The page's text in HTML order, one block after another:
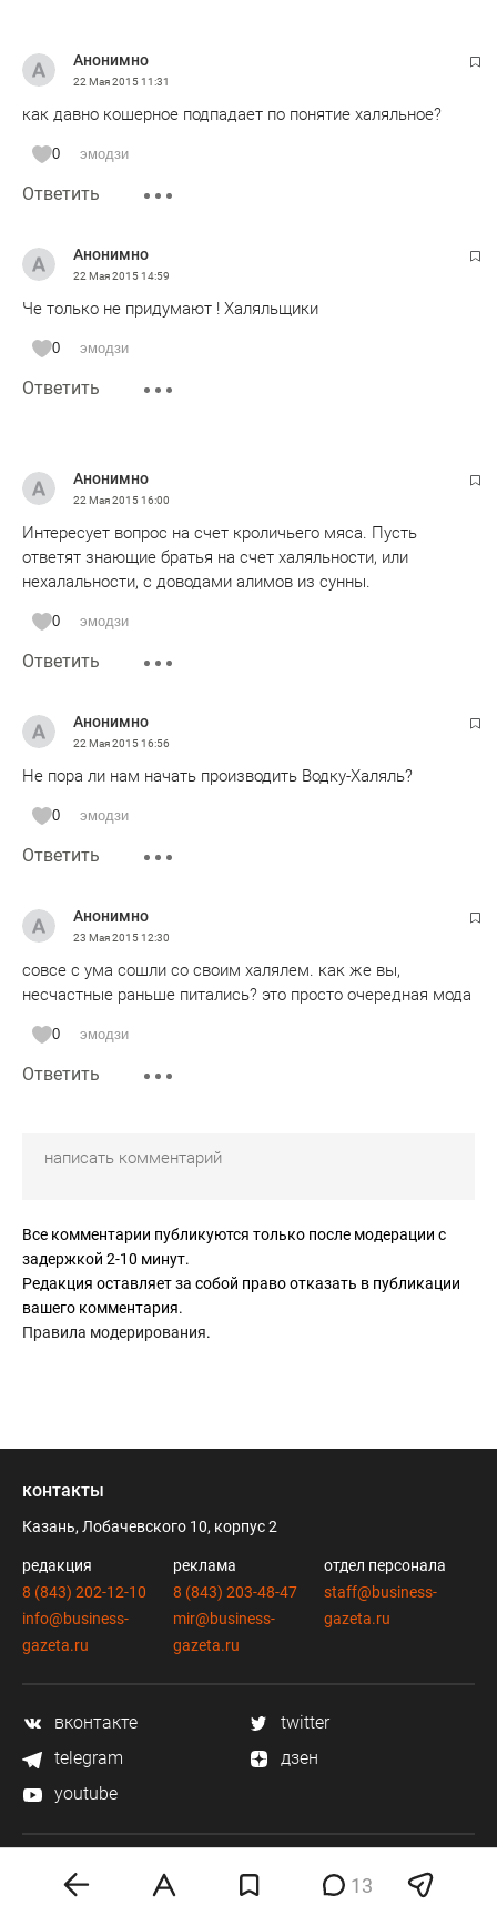
Анонимно
22 Мая 201511:31
как давно кошерное подпадает по понятие халяльное?
0 эмодзи
Ответить
Анонимно
22 Мая 201514:59
Че только не придумают ! Халяльщики
0 эмодзи
Ответить
Анонимно
22 Мая 201516:00
Интересует вопрос на счет кроличьего мяса. Пусть
ответят знающие братья на счет халяльности, или
нехалальности, с доводами алимов из сунны.
0 эмодзи
Ответить
Анонимно
22 Мая 201516:56
Не пора ли нам начать производить Водку-Халяль?
0 эмодзи
Ответить
Анонимно
23 Мая 201512:30
совсе с ума сошли со своим халялем. как же вы,
несчастные раньше питались? это просто очередная мода
0 эмодзи
Ответить
Все комментарии публикуются только после модерации с
задержкой 2-10 минут.
Редакция оставляет за собой право отказать в публикации
вашего комментария.
Правила модерирования.
13
контакты
Казань, Лобачевского 10, корпус 2
редакция
8 (843) 202-12-10
info@business-
gazeta.ru
реклама
8 (843) 203-48-47
mir@business-
gazeta.ru
отдел персонала
staff@business-
gazeta.ru
вконтакте
twitter
telegram
дзен
youtube
мобильное приложение